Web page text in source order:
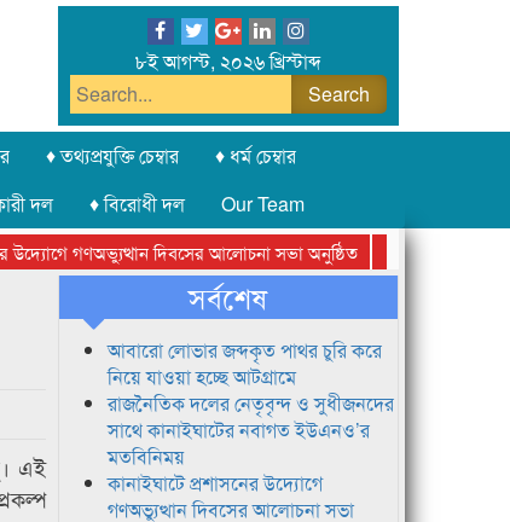
৮ই আগস্ট, ২০২৬ খ্রিস্টাব্দ
♦ তথ্যপ্রযুক্তি চেম্বার
♦ ধর্ম চেম্বার
দল ♦ বিরোধী দল
Our Team
উদ্যোগে গণঅভ্যুত্থান দিবসের আলোচনা সভা অনুষ্ঠিত
সিলেট অনলাইন
এই
সর্বশেষ
আবারো লোভার জব্দকৃত পাথর চুরি করে
নিয়ে যাওয়া হচ্ছে আটগ্রামে
রাজনৈতিক দলের নেতৃবৃন্দ ও সুধীজনদের
সাথে কানাইঘাটের নবাগত ইউএনও’র
মতবিনিময়
কানাইঘাটে প্রশাসনের উদ্যোগে
গণঅভ্যুত্থান দিবসের আলোচনা সভা